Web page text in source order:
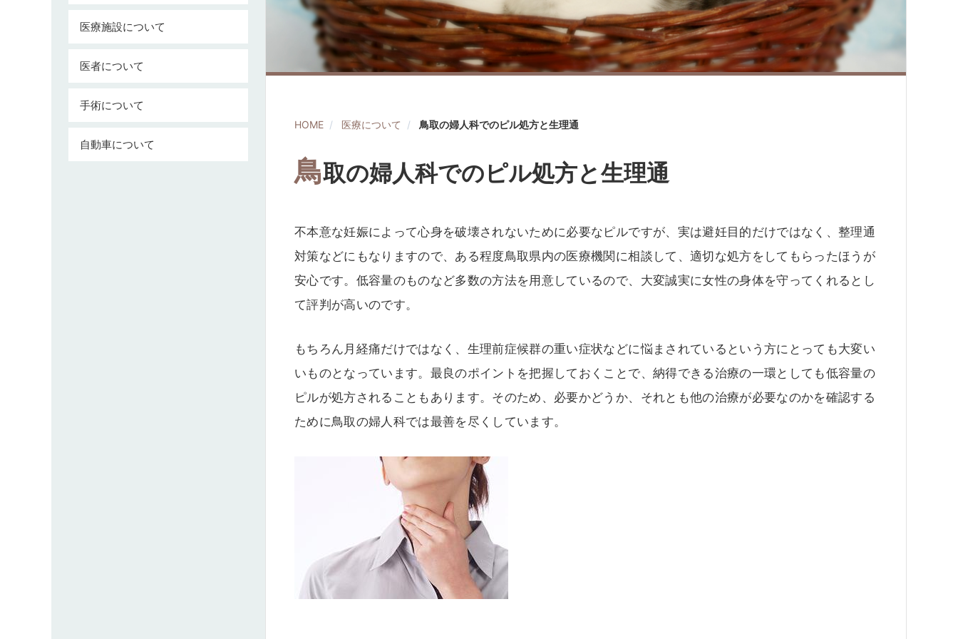
HOME 医療について 鳥取の婦人科でのピル処方と生理通
鳥取の婦人科でのピル処方と生理通
不本意な妊娠によって心身を破壊されないために必要なピルですが、実は避妊目的だけではなく、整理通
対策などにもなりますので、ある程度鳥取県内の医療機関に相談して、適切な処方をしてもらったほうが
安心です。低容量のものなど多数の方法を用意しているので、大変誠実に女性の身体を守ってくれるとし
て評判が高いのです。
もちろん月経痛だけではなく、生理前症候群の重い症状などに悩まされているという方にとっても大変い
いものとなっています。最良のポイントを把握しておくことで、納得できる治療の一環としても低容量の
ピルが処方されることもあります。そのため、必要かどうか、それとも他の治療が必要なのかを確認する
ために鳥取の婦人科では最善を尽くしています。
医療施設について
医者について
手術について
自動車について